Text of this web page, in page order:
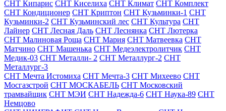
СНТ Кипарис СНТ Киселиха СНТ Климат СНТ Комплект
СНТ Кондиционер СНТ Криптон СНТ Кузьминки-1 СНТ
Кузьминки-2 СНТ Кузьминский лес СНТ Культура СНТ
Лайнер СНТ Лесная Даль СНТ Леснянка СНТ Лютерка
СНТ Малиновая Роща СНТ Мария СНТ Матвеевка СНТ
Матчино СНТ Машенька СНТ Медеэлектролитчик СНТ
Медик-03 СНТ Металли- 2 СНТ Металлург-2 СНТ
Металлург-3
СНТ Мечта Истомиха СНТ Мечта-3 СНТ Михеево СНТ
Мосгазстрой СНТ МОСКАБЕЛЬ СНТ Московский
трамвайщик СНТ МЭИ СНТ Надежда-6 СНТ Наука-89 СНТ
Немцово